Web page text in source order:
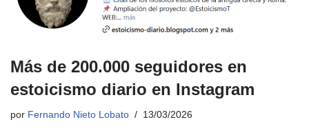
Más de 200.000 seguidores en
estoicismo diario en Instagram
por Fernando Nieto Lobato 13/03/2026